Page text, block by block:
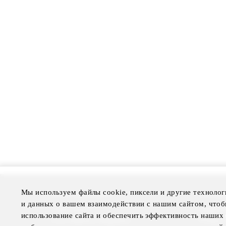
More Information
Press Room
Four Seasons Magazine
Legal
Privacy
Мы используем файлы cookie, пиксели и другие
и данных о вашем взаимодействии с нашим сайтом,
использование сайта и обеспечить эффективность